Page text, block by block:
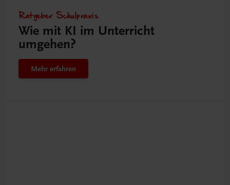
Ratgeber Schulpraxis
Wie mit KI im Unterricht
umgehen?
Mehr erfahren